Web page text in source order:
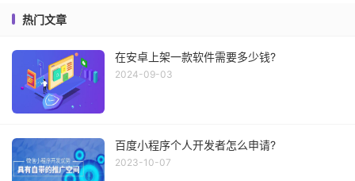
热门文章
在安卓上架一款软件需要多少钱?
2024-09-03
百度小程序个人开发者怎么申请?
2023-10-07